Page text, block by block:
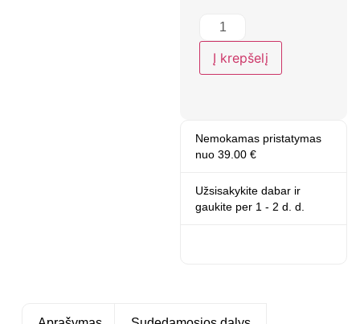
Į krepšelį
Nemokamas pristatymas
nuo 39.00 €
Užsisakykite dabar ir
gaukite per 1 - 2 d. d.